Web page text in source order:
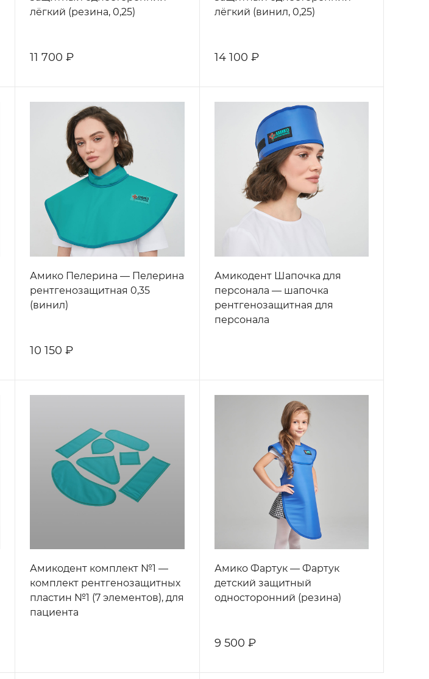
лёгкий (резина, 0,25)
11 700 ₽
лёгкий (винил, 0,25)
14 100 ₽
Амико Пелерина — Пелерина
рентгенозащитная 0,35
(винил)
10 150 ₽
Амикодент Шапочка для
персонала — шапочка
рентгенозащитная для
персонала
Амикодент комплект №1 —
комплект рентгенозащитных
пластин №1 (7 элементов), для
пациента
Амико Фартук — Фартук
детский защитный
односторонний (резина)
9 500 ₽